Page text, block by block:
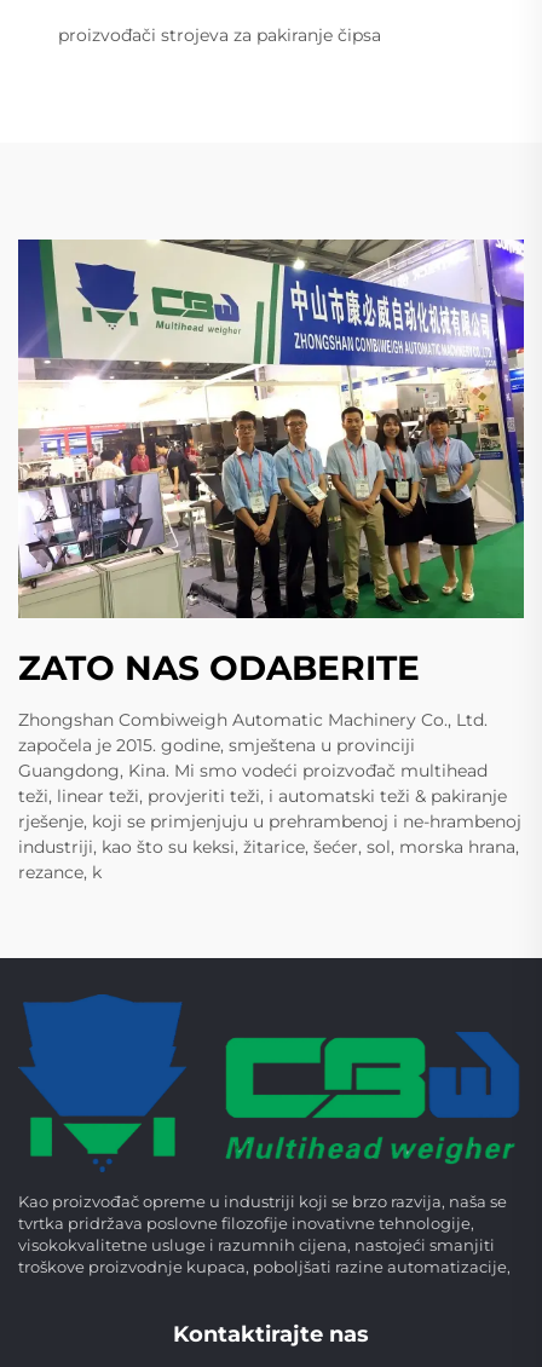
proizvođači strojeva za pakiranje čipsa
ZATO NAS ODABERITE
Zhongshan Combiweigh Automatic Machinery Co., Ltd.
započela je 2015. godine, smještena u provinciji
Guangdong, Kina. Mi smo vodeći proizvođač multihead
teži, linear teži, provjeriti teži, i automatski teži & pakiranje
rješenje, koji se primjenjuju u prehrambenoj i ne-hrambenoj
industriji, kao što su keksi, žitarice, šećer, sol, morska hrana,
rezance, k
Kao proizvođač opreme u industriji koji se brzo razvija, naša se
tvrtka pridržava poslovne filozofije inovativne tehnologije,
visokokvalitetne usluge i razumnih cijena, nastojeći smanjiti
troškove proizvodnje kupaca, poboljšati razine automatizacije,
Kontaktirajte nas